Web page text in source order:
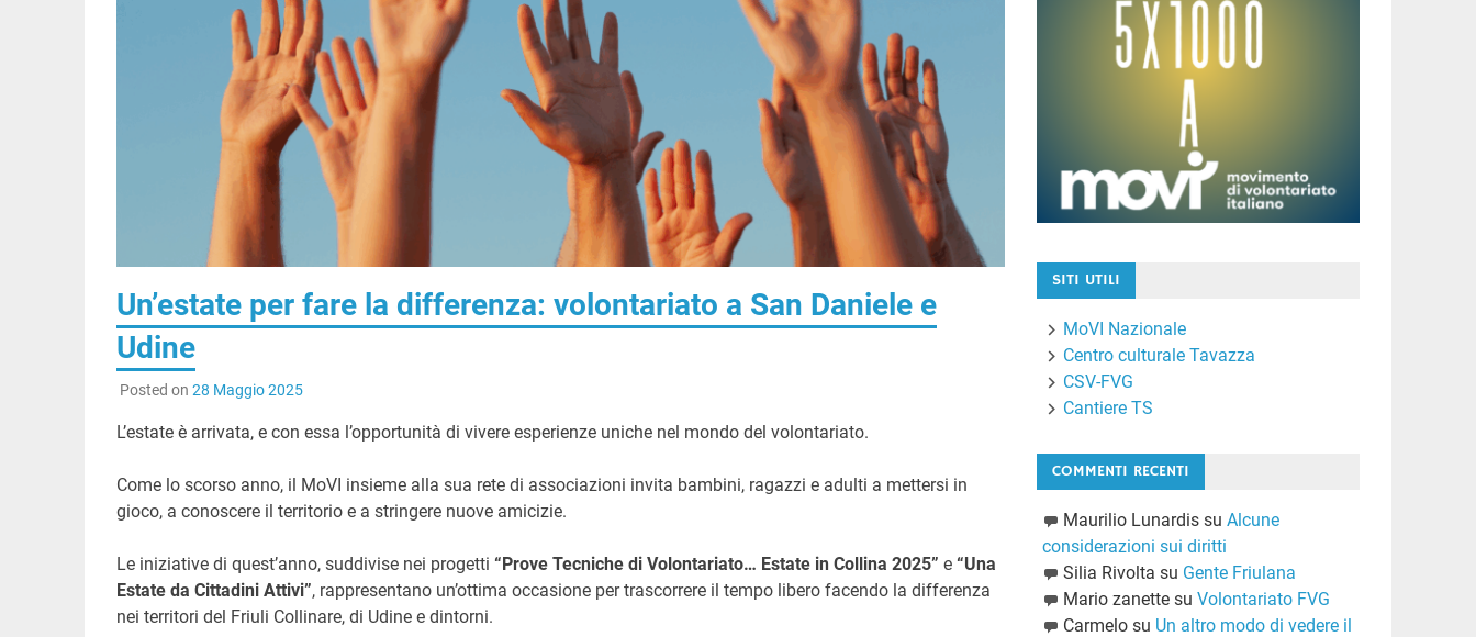
Un’estate per fare la differenza: volontariato a San Daniele e
Udine
Posted on 28 Maggio 2025
L’estate è arrivata, e con essa l’opportunità di vivere esperienze uniche nel mondo del volontariato.
Come lo scorso anno, il MoVI insieme alla sua rete di associazioni invita bambini, ragazzi e adulti a mettersi in
gioco, a conoscere il territorio e a stringere nuove amicizie.
Le iniziative di quest’anno, suddivise nei progetti “Prove Tecniche di Volontariato… Estate in Collina 2025” e “Una
Estate da Cittadini Attivi”, rappresentano un’ottima occasione per trascorrere il tempo libero facendo la differenza
nei territori del Friuli Collinare, di Udine e dintorni.
SITI UTILI
MoVI Nazionale
Centro culturale Tavazza
CSV-FVG
Cantiere TS
COMMENTI RECENTI
Maurilio Lunardissu Alcune
considerazioni sui diritti
Silia Rivolta su Gente Friulana
Mario zanettesu Volontariato FVG
Carmelosu Un altro modo di vedere il